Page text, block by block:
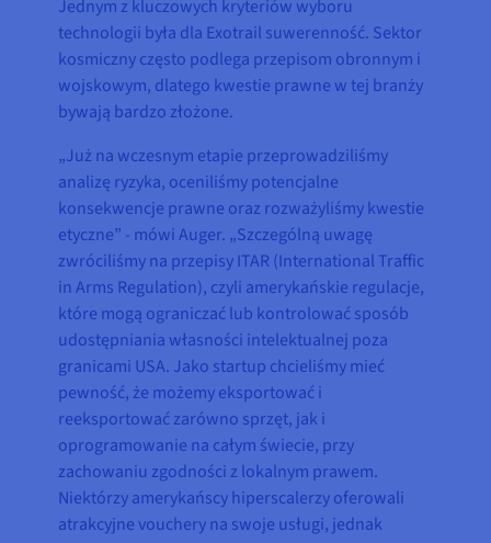
Jednym z kluczowych kryteriów wyboru
technologii była dla Exotrail suwerenność. Sektor
kosmiczny często podlega przepisom obronnym i
wojskowym, dlatego kwestie prawne w tej branży
bywają bardzo złożone.
„Już na wczesnym etapie przeprowadziliśmy
analizę ryzyka, oceniliśmy potencjalne
konsekwencje prawne oraz rozważyliśmy kwestie
etyczne” - mówi Auger. „Szczególną uwagę
zwróciliśmy na przepisy ITAR (International Traffic
in Arms Regulation), czyli amerykańskie regulacje,
które mogą ograniczać lub kontrolować sposób
udostępniania własności intelektualnej poza
granicami USA. Jako startup chcieliśmy mieć
pewność, że możemy eksportować i
reeksportować zarówno sprzęt, jak i
oprogramowanie na całym świecie, przy
zachowaniu zgodności z lokalnym prawem.
Niektórzy amerykańscy hiperscalerzy oferowali
atrakcyjne vouchery na swoje usługi, jednak